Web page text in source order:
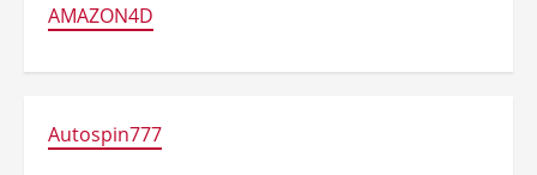
AMAZON4D
Autospin777